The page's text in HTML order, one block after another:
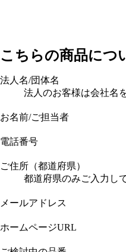
こちらの商品につ
法人名/団体名
法人のお客様は会社名
お名前/ご担当者
電話番号
ご住所（都道府県）
都道府県のみご入力し
メールアドレス
ホームページURL